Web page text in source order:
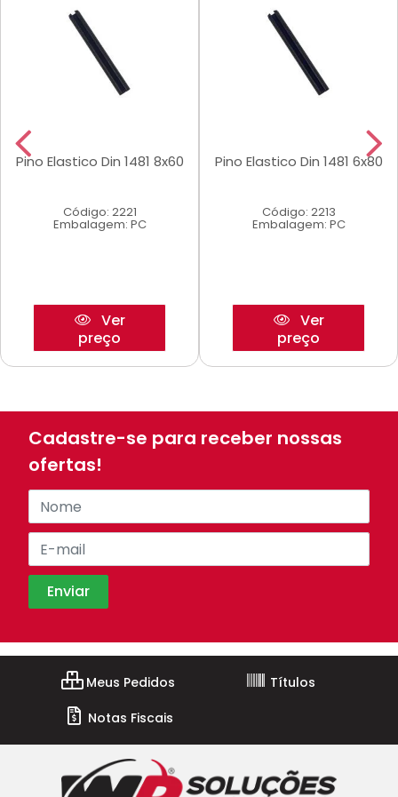
Pino Elastico Din 1481 8x60
Código: 2221
Embalagem: PC
Ver
preço
Pino Elastico Din 1481 6x80
Código: 2213
Embalagem: PC
Ver
preço
Cadastre-se para receber nossas
ofertas!
Meus Pedidos
Títulos
Notas Fiscais